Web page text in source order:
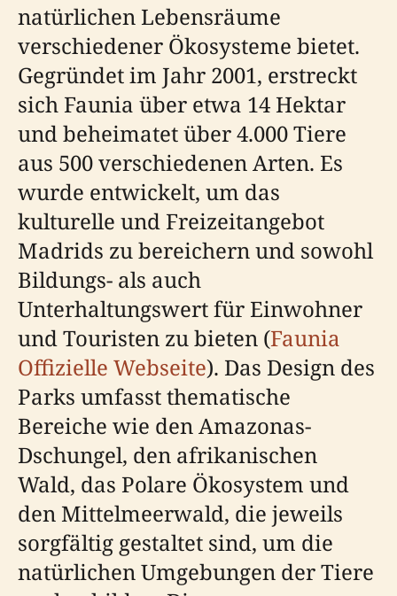
natürlichen Lebensräume
verschiedener Ökosysteme bietet.
Gegründet im Jahr 2001, erstreckt
sich Faunia über etwa 14 Hektar
und beheimatet über 4.000 Tiere
aus 500 verschiedenen Arten. Es
wurde entwickelt, um das
kulturelle und Freizeitangebot
Madrids zu bereichern und sowohl
Bildungs- als auch
Unterhaltungswert für Einwohner
und Touristen zu bieten (Faunia
Offizielle Webseite). Das Design des
Parks umfasst thematische
Bereiche wie den Amazonas-
Dschungel, den afrikanischen
Wald, das Polare Ökosystem und
den Mittelmeerwald, die jeweils
sorgfältig gestaltet sind, um die
natürlichen Umgebungen der Tiere